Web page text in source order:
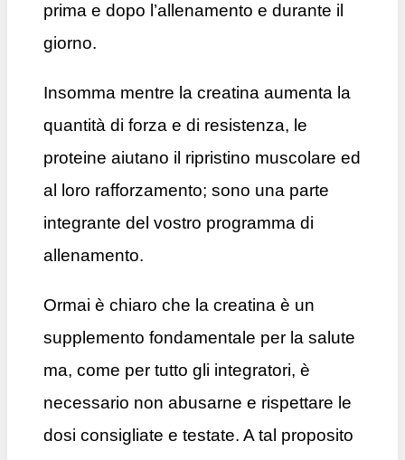
prima e dopo l’allenamento e durante il
giorno.
Insomma mentre la creatina aumenta la
quantità di forza e di resistenza, le
proteine aiutano il ripristino muscolare ed
al loro rafforzamento; sono una parte
integrante del vostro programma di
allenamento.
Ormai è chiaro che la creatina è un
supplemento fondamentale per la salute
ma, come per tutto gli integratori, è
necessario non abusarne e rispettare le
dosi consigliate e testate. A tal proposito